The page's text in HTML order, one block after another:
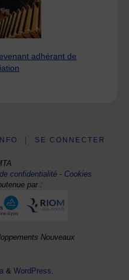
adhérant de
SE CONNECTER
confidentialité- Cookies
par :
Nouveaux
& WordPress.